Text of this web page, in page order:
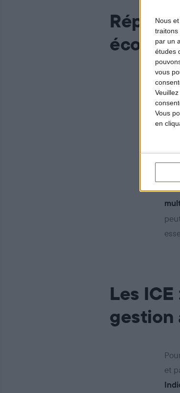
Nous
traitons
par un
études
vous
Vous
en
est
Les
gestion
et